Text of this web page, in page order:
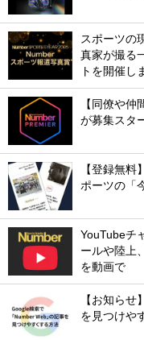
スポーツの
真家が撮る
トを開催し
【同僚や
が募集スタ
【登録無
ポーツの「
YouTubeチ
ールや陸上
を動画で
【お知ら
を見つけや